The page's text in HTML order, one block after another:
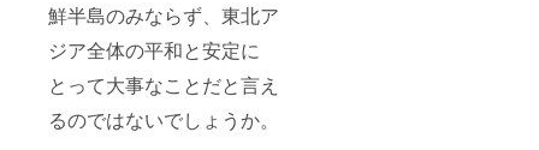
鮮半島のみならず、東北ア
ジア全体の平和と安定に
とって大事なことだと言え
るのではないでしょうか。